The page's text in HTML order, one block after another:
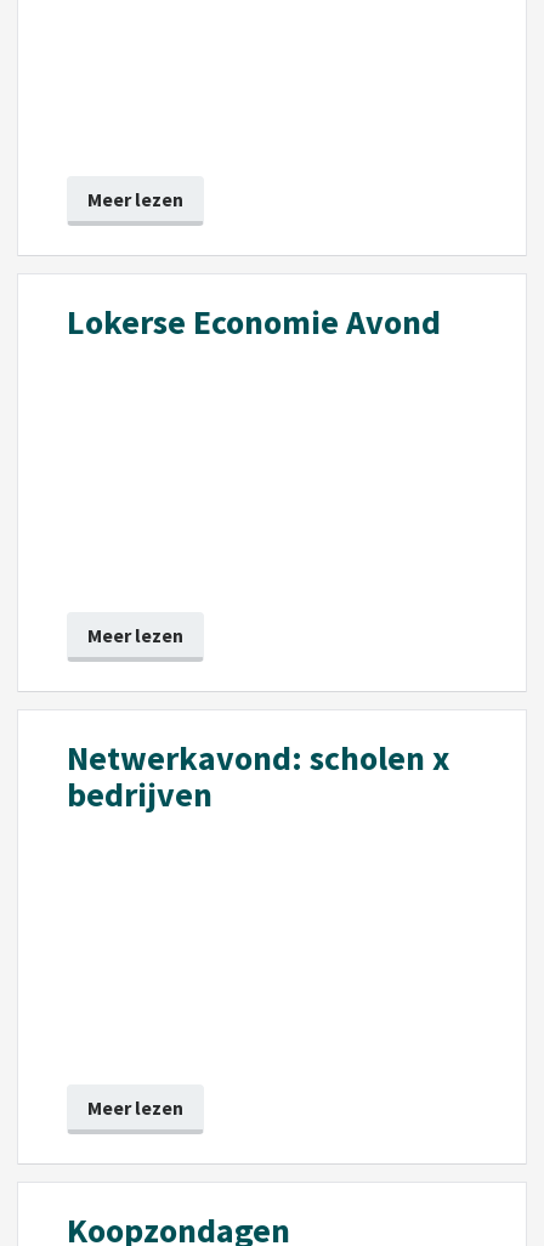
Meer lezen
Lokerse Economie Avond
Meer lezen
Netwerkavond: scholen x
bedrijven
Meer lezen
Koopzondagen